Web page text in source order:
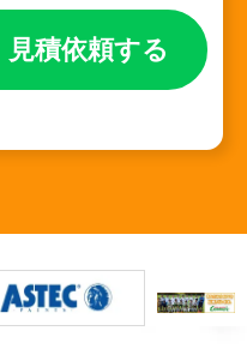
見積依頼する